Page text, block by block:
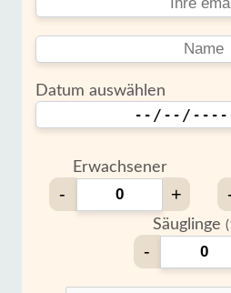
Datum auswählen
Erwachsener
- +
Säuglinge
-